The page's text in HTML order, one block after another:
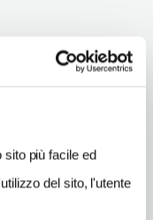
sito più facile ed
del sito, l'utente